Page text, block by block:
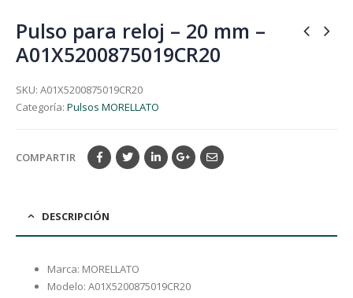
Pulso para reloj – 20 mm –
A01X5200875019CR20
SKU: A01X5200875019CR20
Categoría: Pulsos MORELLATO
COMPARTIR
DESCRIPCIÓN
Marca: MORELLATO
Modelo: A01X5200875019CR20